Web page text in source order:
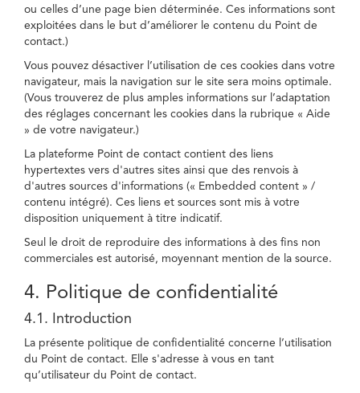
ou celles d’une page bien déterminée. Ces informations sont
exploitées dans le but d’améliorer le contenu du Point de
contact.)
Vous pouvez désactiver l’utilisation de ces cookies dans votre
navigateur, mais la navigation sur le site sera moins optimale.
(Vous trouverez de plus amples informations sur l’adaptation
des réglages concernant les cookies dans la rubrique « Aide
» de votre navigateur.)
La plateforme Point de contact contient des liens
hypertextes vers d'autres sites ainsi que des renvois à
d'autres sources d'informations (« Embedded content » /
contenu intégré). Ces liens et sources sont mis à votre
disposition uniquement à titre indicatif.
Seul le droit de reproduire des informations à des fins non
commerciales est autorisé, moyennant mention de la source.
4. Politique de confidentialité
4.1. Introduction
La présente politique de confidentialité concerne l’utilisation
du Point de contact. Elle s'adresse à vous en tant
qu’utilisateur du Point de contact.